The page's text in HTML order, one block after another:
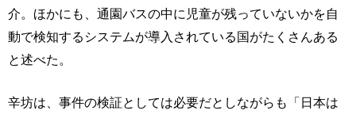
介。ほかにも、通園バスの中に児童が残っていないかを自
動で検知するシステムが導入されている国がたくさんある
と述べた。
辛坊は、事件の検証としては必要だとしながらも「日本は